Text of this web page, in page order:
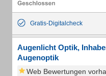
Gratis-Digitalcheck
Augenlicht Optik,
Augenoptik
Web Bewertungen